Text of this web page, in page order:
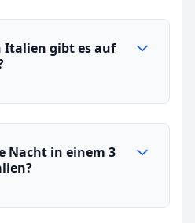
Italien gibt es auf
Nacht in einem 3